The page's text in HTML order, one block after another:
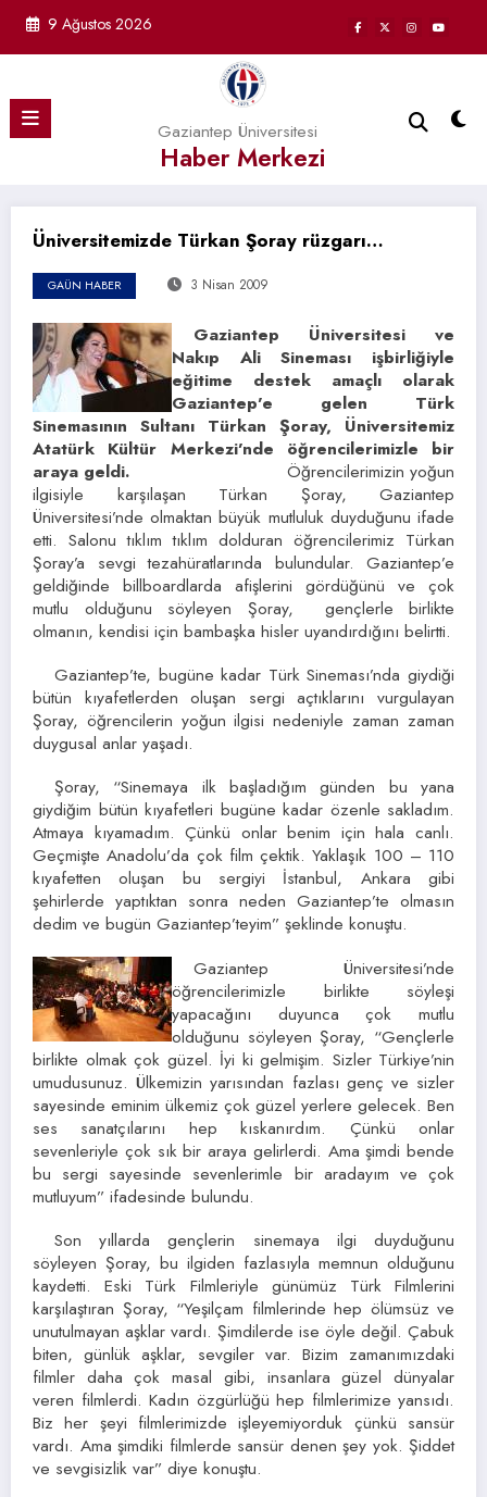
9 Ağustos 2026
Gaziantep Üniversitesi
Haber Merkezi
Üniversitemizde Türkan Şoray rüzgarı…
GAÜN HABER 3 Nisan 2009
Gaziantep Üniversitesi ve
Nakıp Ali Sineması işbirliğiyle
eğitime destek amaçlı olarak
Gaziantep’e gelen Türk
Sinemasının Sultanı Türkan Şoray, Üniversitemiz
Atatürk Kültür Merkezi’nde öğrencilerimizle bir
araya geldi. Öğrencilerimizin yoğun
ilgisiyle karşılaşan Türkan Şoray, Gaziantep
Üniversitesi’nde olmaktan büyük mutluluk duyduğunu ifade
etti. Salonu tıklım tıklım dolduran öğrencilerimiz Türkan
Şoray’a sevgi tezahüratlarında bulundular. Gaziantep’e
geldiğinde billboardlarda afişlerini gördüğünü ve çok
mutlu olduğunu söyleyen Şoray, gençlerle birlikte
olmanın, kendisi için bambaşka hisler uyandırdığını belirtti.
Gaziantep’te, bugüne kadar Türk Sineması’nda giydiği
bütün kıyafetlerden oluşan sergi açtıklarını vurgulayan
Şoray, öğrencilerin yoğun ilgisi nedeniyle zaman zaman
duygusal anlar yaşadı.
Şoray, “Sinemaya ilk başladığım günden bu yana
giydiğim bütün kıyafetleri bugüne kadar özenle sakladım.
Atmaya kıyamadım. Çünkü onlar benim için hala canlı.
Geçmişte Anadolu’da çok film çektik. Yaklaşık 100 – 110
kıyafetten oluşan bu sergiyi İstanbul, Ankara gibi
şehirlerde yaptıktan sonra neden Gaziantep’te olmasın
dedim ve bugün Gaziantep’teyim” şeklinde konuştu.
Gaziantep Üniversitesi’nde
öğrencilerimizle birlikte söyleşi
yapacağını duyunca çok mutlu
olduğunu söyleyen Şoray, “Gençlerle
birlikte olmak çok güzel. İyi ki gelmişim. Sizler Türkiye’nin
umudusunuz. Ülkemizin yarısından fazlası genç ve sizler
sayesinde eminim ülkemiz çok güzel yerlere gelecek. Ben
ses sanatçılarını hep kıskanırdım. Çünkü onlar
sevenleriyle çok sık bir araya gelirlerdi. Ama şimdi bende
bu sergi sayesinde sevenlerimle bir aradayım ve çok
mutluyum” ifadesinde bulundu.
Son yıllarda gençlerin sinemaya ilgi duyduğunu
söyleyen Şoray, bu ilgiden fazlasıyla memnun olduğunu
kaydetti. Eski Türk Filmleriyle günümüz Türk Filmlerini
karşılaştıran Şoray, “Yeşilçam filmlerinde hep ölümsüz ve
unutulmayan aşklar vardı. Şimdilerde ise öyle değil. Çabuk
biten, günlük aşklar, sevgiler var. Bizim zamanımızdaki
filmler daha çok masal gibi, insanlara güzel dünyalar
veren filmlerdi. Kadın özgürlüğü hep filmlerimize yansıdı.
Biz her şeyi filmlerimizde işleyemiyorduk çünkü sansür
vardı. Ama şimdiki filmlerde sansür denen şey yok. Şiddet
ve sevgisizlik var” diye konuştu.